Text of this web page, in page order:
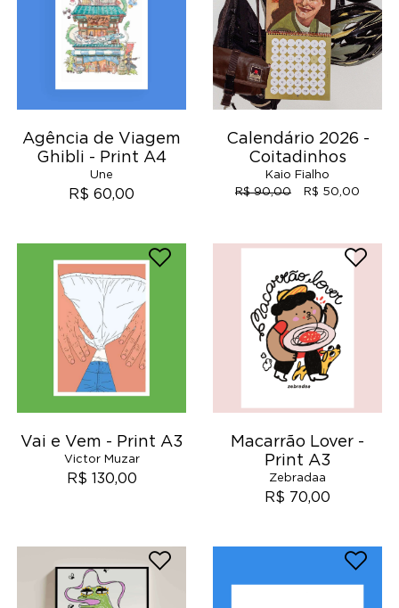
Agência de Viagem
Ghibli - Print A4
Une
R$ 60,00
Calendário 2026 -
Coitadinhos
Kaio Fialho
R$ 90,00
R$ 50,00
Vai e Vem - Print A3
Victor Muzar
R$ 130,00
Macarrão Lover -
Print A3
Zebradaa
R$ 70,00